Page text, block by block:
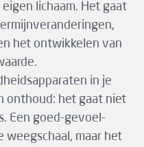
lichaam. Het gaat
het ontwikkelen van
in je
onthoud: het gaat niet
Een goed-gevoel-
weegschaal, maar het